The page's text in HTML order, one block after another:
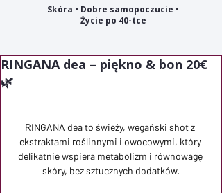
Skóra • Dobre samopoczucie •
Życie po 40-tce
RINGANA dea – piękno & bon 20€
🌿
RINGANA dea to świeży, wegański shot z
ekstraktami roślinnymi i owocowymi, który
delikatnie wspiera metabolizm i równowagę
skóry, bez sztucznych dodatków.